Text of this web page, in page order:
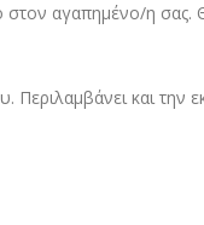
αγαπημένο/η σας.
Περιλαμβάνει και την